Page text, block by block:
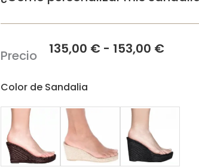
Precio 135,00 € - 153,00 €Rango
Color de Sandalia
cantidad